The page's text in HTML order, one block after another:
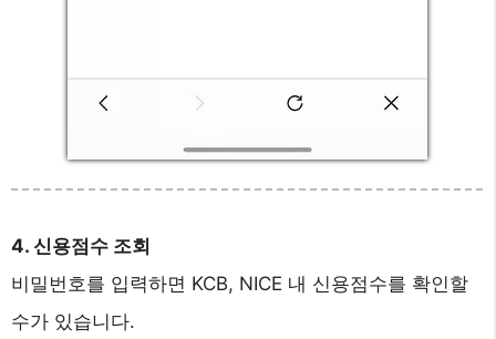
4. 신용점수 조회
비밀번호를 입력하면 KCB, NICE 내 신용점수를 확인할
수가 있습니다.